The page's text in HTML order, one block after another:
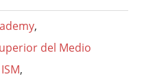
,
del Medio
,